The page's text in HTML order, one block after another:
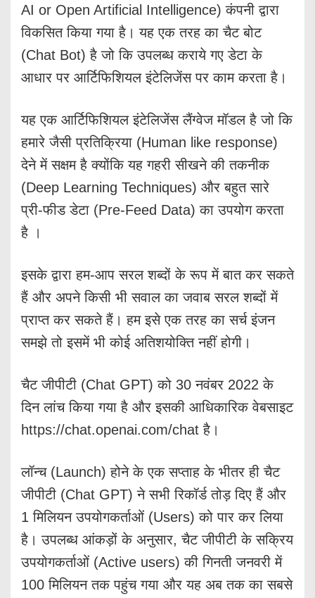
AI or Open Artificial Intelligence) कंपनी द्वारा
विकसित किया गया है। यह एक तरह का चैट बोट
(Chat Bot) है जो कि उपलब्ध कराये गए डेटा के
आधार पर आर्टिफिशियल इंटेलिजेंस पर काम करता है।
यह एक आर्टिफिशियल इंटेलिजेंस लैंग्वेज मॉडल है जो कि
हमारे जैसी प्रतिक्रिया (Human like response)
देने में सक्षम है क्योंकि यह गहरी सीखने की तकनीक
(Deep Learning Techniques) और बहुत सारे
प्री-फीड डेटा (Pre-Feed Data) का उपयोग करता
है ।
इसके द्वारा हम-आप सरल शब्दों के रूप में बात कर सकते
हैं और अपने किसी भी सवाल का जवाब सरल शब्दों में
प्राप्त कर सकते हैं। हम इसे एक तरह का सर्च इंजन
समझे तो इसमें भी कोई अतिशयोक्ति नहीं होगी।
चैट जीपीटी (Chat GPT) को 30 नवंबर 2022 के
दिन लांच किया गया है और इसकी आधिकारिक वेबसाइट
https://chat.openai.com/chat है।
लॉन्च (Launch) होने के एक सप्ताह के भीतर ही चैट
जीपीटी (Chat GPT) ने सभी रिकॉर्ड तोड़ दिए हैं और
1 मिलियन उपयोगकर्ताओं (Users) को पार कर लिया
है। उपलब्ध आंकड़ों के अनुसार, चैट जीपीटी के सक्रिय
उपयोगकर्ताओं (Active users) की गिनती जनवरी में
100 मिलियन तक पहुंच गया और यह अब तक का सबसे